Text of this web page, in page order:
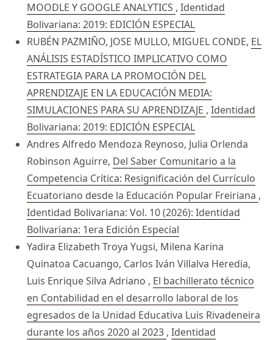
MOODLE Y GOOGLE ANALYTICS , Identidad
Bolivariana: 2019: EDICIÓN ESPECIAL
RUBÉN PAZMIÑO, JOSE MULLO, MIGUEL CONDE, EL
ANÁLISIS ESTADÍSTICO IMPLICATIVO COMO
ESTRATEGIA PARA LA PROMOCIÓN DEL
APRENDIZAJE EN LA EDUCACIÓN MEDIA:
SIMULACIONES PARA SU APRENDIZAJE , Identidad
Bolivariana: 2019: EDICIÓN ESPECIAL
Andres Alfredo Mendoza Reynoso, Julia Orlenda
Robinson Aguirre, Del Saber Comunitario a la
Competencia Crítica: Resignificación del Currículo
Ecuatoriano desde la Educación Popular Freiriana ,
Identidad Bolivariana: Vol. 10 (2026): Identidad
Bolivariana: 1era Edición Especial
Yadira Elizabeth Troya Yugsi, Milena Karina
Quinatoa Cacuango, Carlos Iván Villalva Heredia,
Luis Enrique Silva Adriano , El bachillerato técnico
en Contabilidad en el desarrollo laboral de los
egresados de la Unidad Educativa Luis Rivadeneira
durante los años 2020 al 2023 , Identidad